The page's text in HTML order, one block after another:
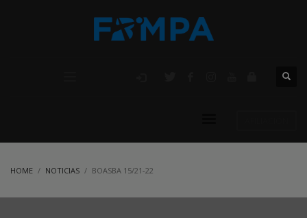
HOME NOTICIAS BOASBA 15/21-22